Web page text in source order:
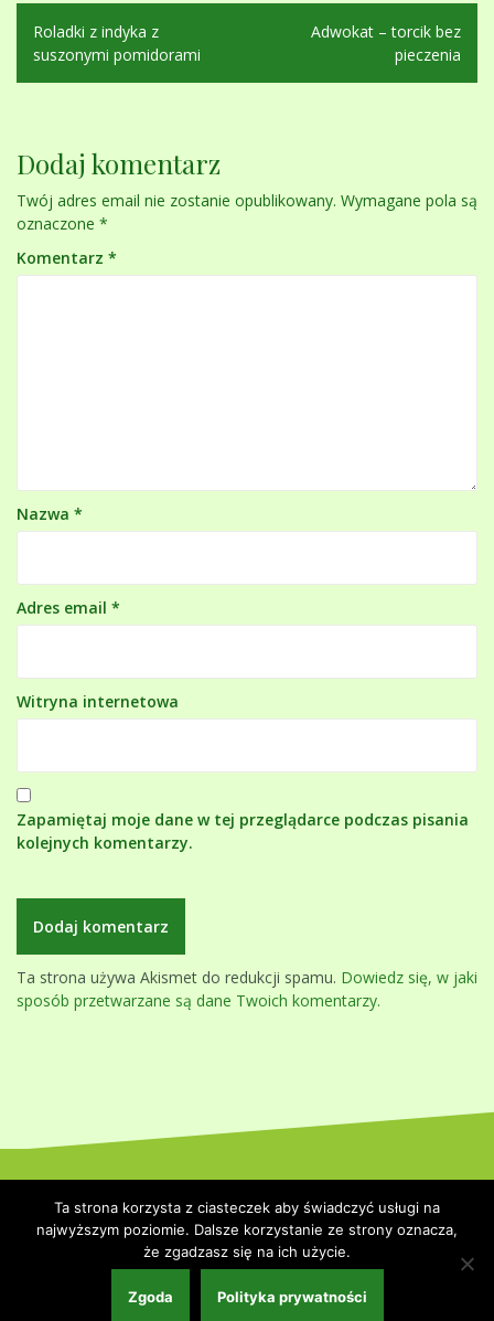
Nawigacja
wpisu
Roladki z indyka z
suszonymi pomidorami
Adwokat – torcik bez
pieczenia
Dodaj komentarz
Twój adres email nie zostanie opublikowany. Wymagane pola są
oznaczone *
Komentarz *
Nazwa *
Adres email *
Witryna internetowa
Zapamiętaj moje dane w tej przeglądarce podczas pisania
kolejnych komentarzy.
Ta strona używa Akismet do redukcji spamu. Dowiedz się, w jaki
sposób przetwarzane są dane Twoich komentarzy.
Themeisle.
Strona główna
Polityka prywatności
Współpraca i kontakt
Ta strona korzysta z ciasteczek aby świadczyć usługi na
najwyższym poziomie. Dalsze korzystanie ze strony oznacza,
że zgadzasz się na ich użycie.
Zgoda Polityka prywatności